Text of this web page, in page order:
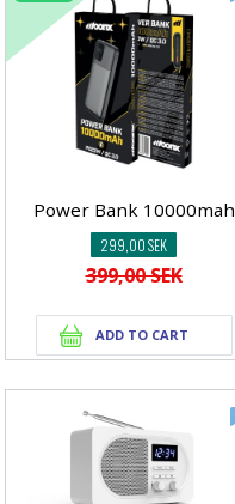
Power Bank 10000mah
299,00 SEK
399,00 SEK